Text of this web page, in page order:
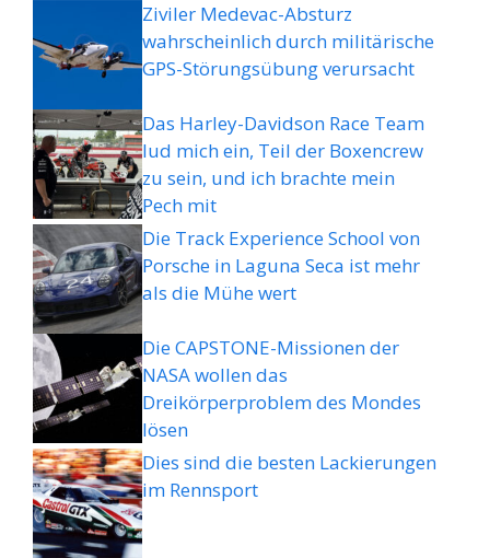
Ziviler Medevac-Absturz
wahrscheinlich durch militärische
GPS-Störungsübung verursacht
Das Harley-Davidson Race Team
lud mich ein, Teil der Boxencrew
zu sein, und ich brachte mein
Pech mit
Die Track Experience School von
Porsche in Laguna Seca ist mehr
als die Mühe wert
Die CAPSTONE-Missionen der
NASA wollen das
Dreikörperproblem des Mondes
lösen
Dies sind die besten Lackierungen
im Rennsport